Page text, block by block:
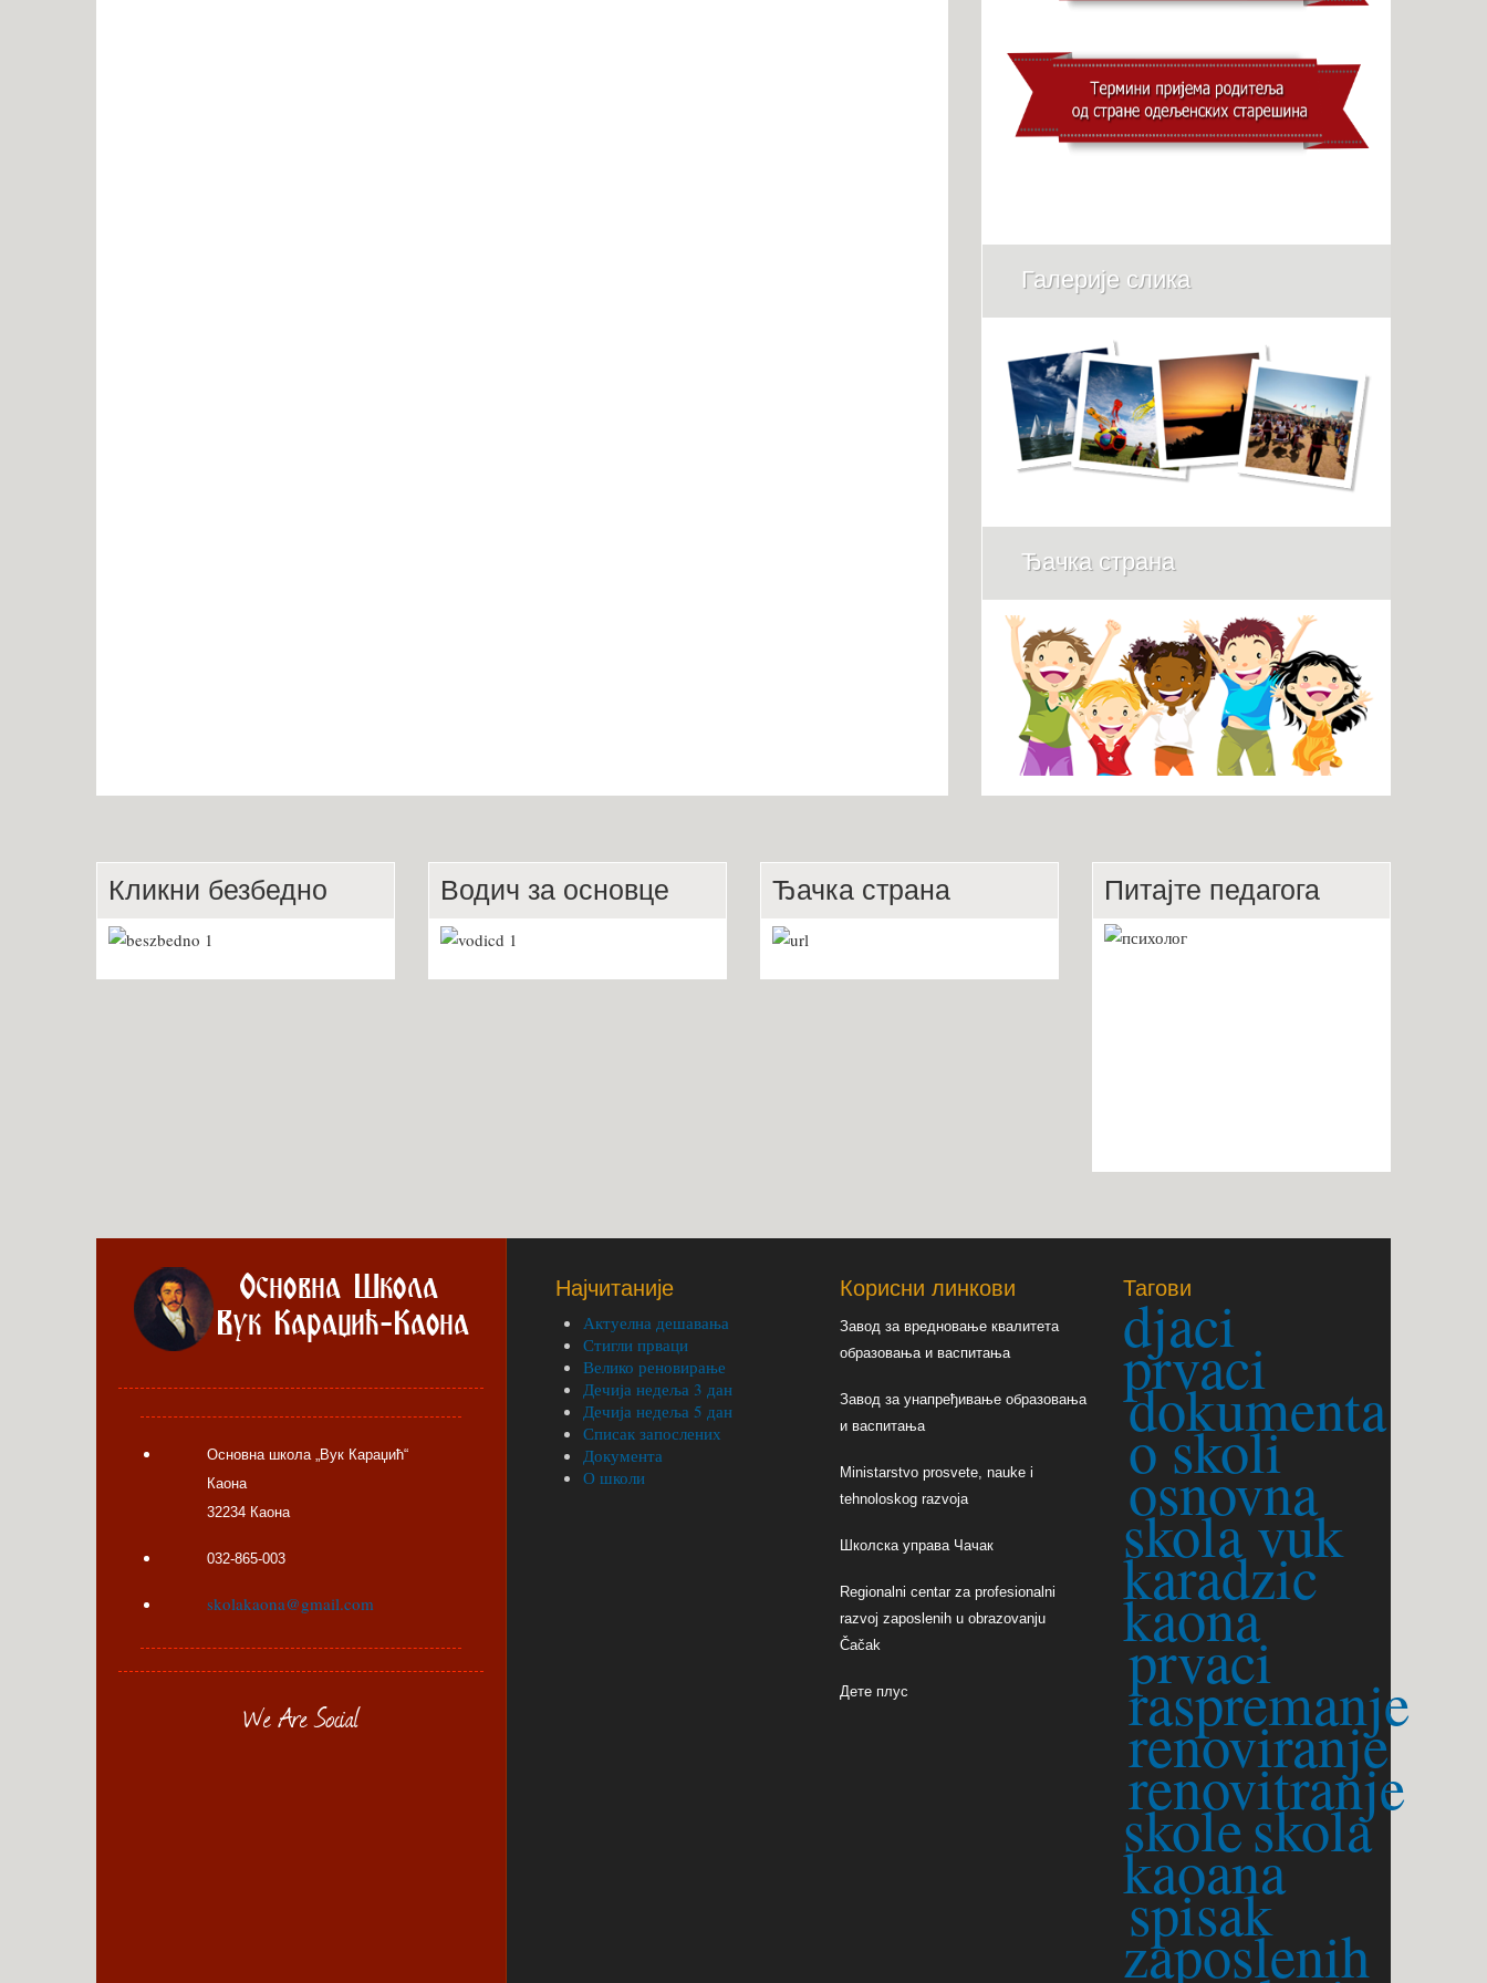
Галерије слика
Ђачка страна
Кликни безбедно Водич за основце Ђачка страна Питајте педагога
Основна школа „Вук Караџић“
Каона
32234 Каона
032-865-003
skolakaona@gmail.com
We Are Social
Најчитаније
Актуелна дешавања
Стигли прваци
Велико реновирање
Дечија недеља 3 дан
Дечија недеља 5 дан
Списак запослених
Документа
О школи
Корисни линкови
Завод за вредновање квалитета
образовања и васпитања
Завод за унапређивање образовања
и васпитања
Ministarstvo prosvete, nauke i
tehnoloskog razvoja
Школска управа Чачак
Regionalni centar za profesionalni
razvoj zaposlenih u obrazovanju
Čačak
Дете плус
Тагови
djaci
prvaci
dokumenta
o skoli
osnovna
skola vuk
karadzic
kaona
prvaci
raspremanje
renoviranje
renovitranje
skoleskola
kaoana
spisak
zaposlenih